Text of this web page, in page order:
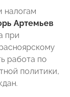
налогам
Артемьев
при
работа по
политики,